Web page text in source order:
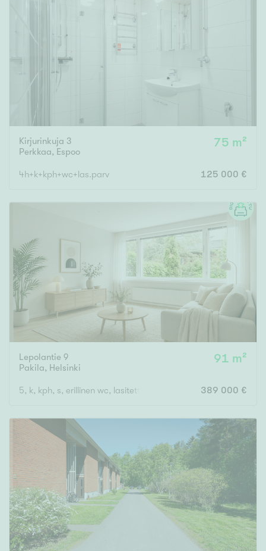
Uudiskohteet
Arvokohteet
Vain arvokohteet Ei arvokohteita
Kunto
Tyydyttävä
Välttävä
Ominaisuudet
Järvi- tai merinäköala
Maalämpö
Oma ranta
Oma sauna
Senioriasunto
Kirjurinkuja 3
Perkkaa, Espoo
75 m²
4h+k+kph+wc+las.parv 125 000 €
Lepolantie 9
Pakila, Helsinki
91 m²
5, k, kph, s, erillinen wc, lasitettu parveke, piha, autotalli
389 000 €